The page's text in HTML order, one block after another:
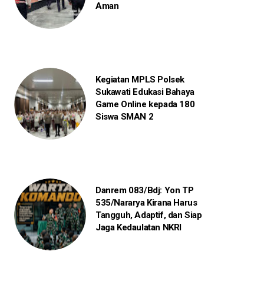
Aman
Kegiatan MPLS Polsek
Sukawati Edukasi Bahaya
Game Online kepada 180
Siswa SMAN 2
Danrem 083/Bdj: Yon TP
535/Nararya Kirana Harus
Tangguh, Adaptif, dan Siap
Jaga Kedaulatan NKRI